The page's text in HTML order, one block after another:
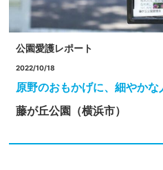
公園愛護レポート
2022/10/18
原野のおもかげに、細やか
藤が丘公園（横浜市）